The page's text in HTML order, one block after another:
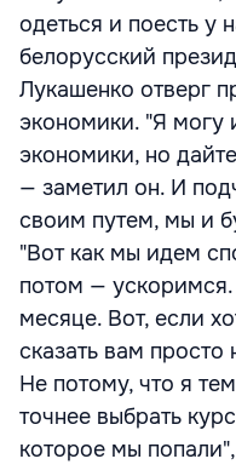
одеться и поесть у
белорусский
Лукашенко отверг
экономики. "Я могу
экономики, но
— заметил он. И
своим путем, мы и
"Вот как мы идем
потом —
месяце. Вот, если
сказать вам
Не потому, что я
точнее выбрать
которое мы